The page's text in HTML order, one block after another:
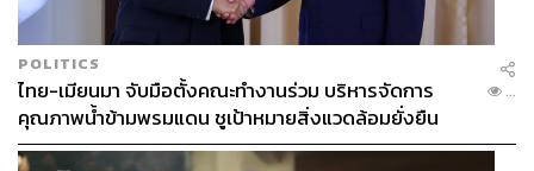
POLITICS
ไทย-เมียนมา จับมือตั้งคณะทำงานร่วม บริหารจัดการ
คุณภาพน้ำข้ามพรมแดน ชูเป้าหมายสิ่งแวดล้อมยั่งยืน
...